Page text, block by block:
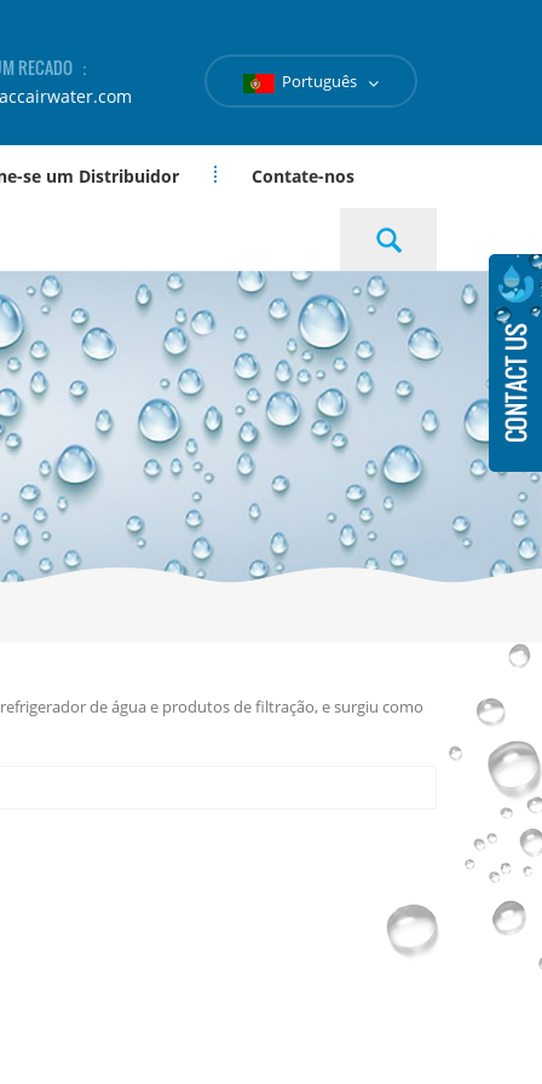
RECADO ：
Português
se um Distribuidor Contate-nos
de água e produtos de filtração, e surgiu como